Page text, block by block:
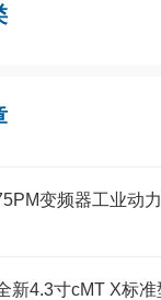
新4.3寸cMT X标准